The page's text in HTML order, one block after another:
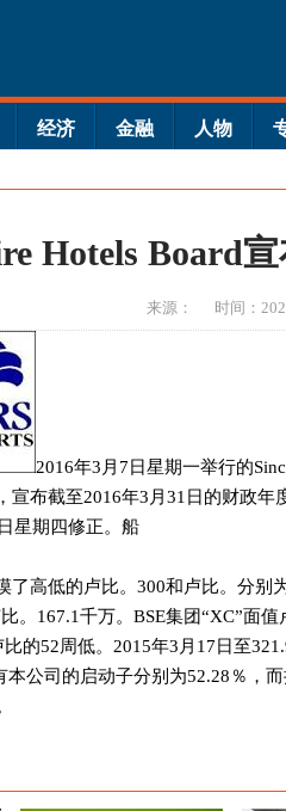
经济 金融 人物
Hotels Board
来源： 时间：
2016年3月7日星期一举行的
宣布截至2016年3月31日的财政
星期四修正。船
了高低的卢比。300和卢比。分别
。167.1千万。BSE集团“XC”面
比的52周低。2015年3月17日至
本公司的启动子分别为52.28％，